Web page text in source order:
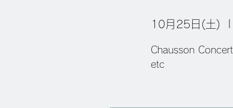
10月25日(土)
Chausson
etc